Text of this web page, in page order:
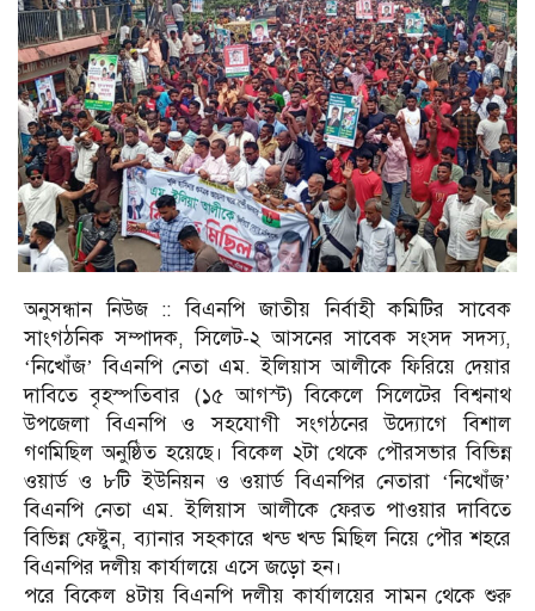
অনুসন্ধান নিউজ :: বিএনপি জাতীয় নির্বাহী কমিটির সাবেক
সাংগঠনিক সম্পাদক, সিলেট-২ আসনের সাবেক সংসদ সদস্য,
‘নিখোঁজ’ বিএনপি নেতা এম. ইলিয়াস আলীকে ফিরিয়ে দেয়ার
দাবিতে বৃহস্পতিবার (১৫ আগস্ট) বিকেলে সিলেটের বিশ্বনাথ
উপজেলা বিএনপি ও সহযোগী সংগঠনের উদ্যোগে বিশাল
গণমিছিল অনুষ্ঠিত হয়েছে। বিকেল ২টা থেকে পৌরসভার বিভিন্ন
ওয়ার্ড ও ৮টি ইউনিয়ন ও ওয়ার্ড বিএনপির নেতারা ‘নিখোঁজ’
বিএনপি নেতা এম. ইলিয়াস আলীকে ফেরত পাওয়ার দাবিতে
বিভিন্ন ফেষ্টুন, ব্যানার সহকারে খন্ড খন্ড মিছিল নিয়ে পৌর শহরে
বিএনপির দলীয় কার্যালয়ে এসে জড়ো হন।
পরে বিকেল ৪টায় বিএনপি দলীয় কার্যালয়ের সামন থেকে শুরু